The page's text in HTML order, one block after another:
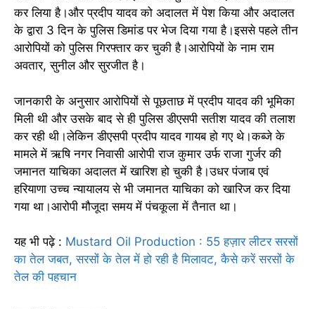
कर लिया है।और प्रदीप यादव को अदालत में पेश किया और अदालत
के द्वारा 3 दिन के पुलिस डिमांड पर भेज दिया गया है।इससे पहले तीन
आरोपियों को पुलिस गिरफ्तार कर चुकी है।आरोपियों के नाम राम
अवतार, सुनील और सुरजीत है।
जानकारी के अनुसार आरोपियों से पूछताछ में प्रदीप यादव की भूमिका
मिली थी और उसके बाद से ही पुलिस डीएसपी सतीश यादव की तलाश
कर रही थी।लेकिन डीएसपी प्रदीप यादव गायब हो गए थे।कब्जे के
मामले में ऋषि नगर निवासी आरोपी राज कुमार उर्फ राजा गुर्जर की
जमानत याचिका अदालत में खारिश हो चुकी है।उधर पंजाब एवं
हरियाणा उच्च न्यायालय से भी जमानत याचिका को खारिज कर दिया
गया था।आरोपी मौजूदा समय में पंचकूला में तैनात था।
यह भी पढ़े : Mustard Oil Production : 55 हज़ार लीटर सरसों
का तेल जबत, सरसों के तेल में हो रही है मिलावट, कैसे करें सरसों के
तेल की पहचान